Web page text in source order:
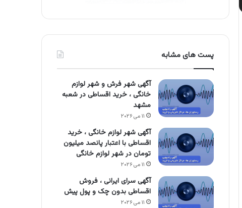
پست های مشابه
آگهی شهر فرش و شهر لوازم
خانگی ، خرید اقساطی در شعبه
مشهد
۱۱ می ۲۰۲۶
آگهی شهر لوازم خانگی ، خرید
اقساطی با اعتبار پانصد میلیون
تومان در شهر لوازم خانگی
۱۱ می ۲۰۲۶
آگهی سرای ایرانی ، فروش
اقساطی بدون چک و پول پیش
۱۱ می ۲۰۲۶